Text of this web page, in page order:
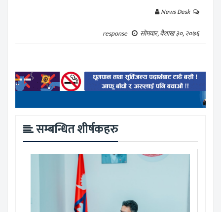
News Desk
response
सोमवार, बैशाख ३०, २०७६
सम्बन्धित शीर्षकहरु